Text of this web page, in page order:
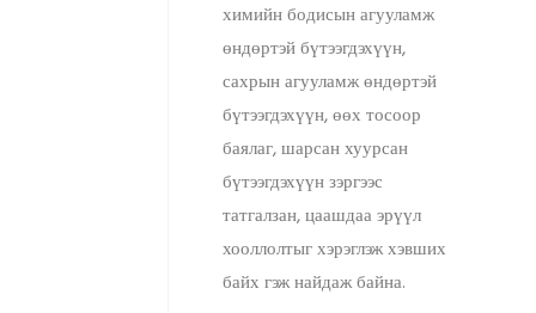
химийн бодисын агууламж
өндөртэй бүтээгдэхүүн,
сахрын агууламж өндөртэй
бүтээгдэхүүн, өөх тосоор
баялаг, шарсан хуурсан
бүтээгдэхүүн зэргээс
татгалзан, цаашдаа эрүүл
хооллолтыг хэрэглэж хэвших
байх гэж найдаж байна.